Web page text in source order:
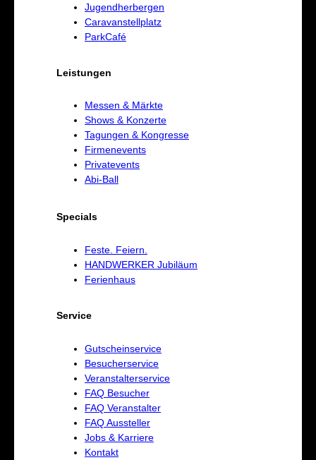
Jugendherbergen
Caravanstellplatz
ParkCafé
Leistungen
Messen & Märkte
Shows & Konzerte
Tagungen & Kongresse
Firmenevents
Privatevents
Abi-Ball
Specials
Feste. Feiern.
HANDWERKER Jubiläum
Ferienhaus
Service
Gutscheinservice
Besucherservice
Veranstalterservice
FAQ Besucher
FAQ Veranstalter
FAQ Aussteller
Jobs & Karriere
Kontakt